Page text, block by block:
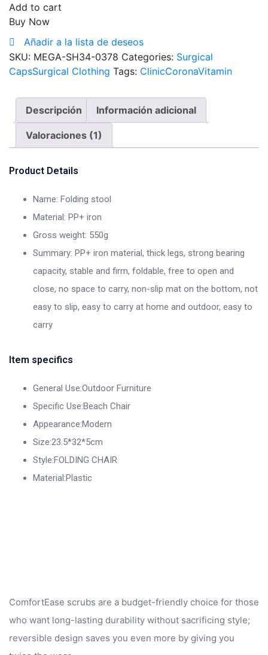
Add to cart
Buy Now
Añadir a la lista de deseos
SKU: MEGA-SH34-0378 Categories: Surgical
CapsSurgical Clothing Tags: ClinicCoronaVitamin
Descripción Información adicional
Valoraciones (1)
Product Details
Name: Folding stool
Material: PP+ iron
Gross weight: 550g
Summary: PP+ iron material, thick legs, strong bearing
capacity, stable and firm, foldable, free to open and
close, no space to carry, non-slip mat on the bottom, not
easy to slip, easy to carry at home and outdoor, easy to
carry
Item specifics
General Use:Outdoor Furniture
Specific Use:Beach Chair
Appearance:Modern
Size:23.5*32*5cm
Style:FOLDING CHAIR
Material:Plastic
ComfortEase scrubs are a budget-friendly choice for those
who want long-lasting durability without sacrificing style;
reversible design saves you even more by giving you